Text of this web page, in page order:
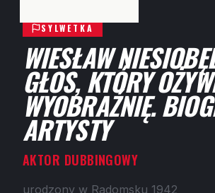
SYLWETKA
WIESŁAW
GŁOS, KTÓRY
WYOBRAŹNIĘ.
ARTYSTY
AKTOR DUBBINGOWY
urodzony w Radomsku 1942